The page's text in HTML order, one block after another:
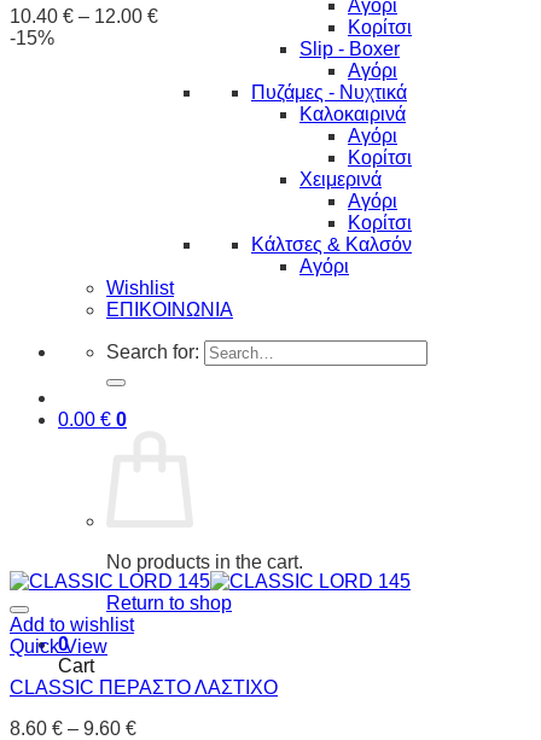
Αγόρι
Κορίτσι
Slip - Boxer
Αγόρι
Πυζάμες - Νυχτικά
Καλοκαιρινά
Αγόρι
Κορίτσι
Χειμερινά
Αγόρι
Κορίτσι
Κάλτσες & Καλσόν
Αγόρι
Wishlist
ΕΠΙΚΟΙΝΩΝΙΑ
Search for:
0.00 € 0
No products in the cart.
Return to shop
0
Cart
10.40 € – 12.00 €
-15%
Add to wishlist
Quick View
CLASSIC ΠΕΡΑΣΤΟ ΛΑΣΤΙΧΟ
8.60 € – 9.60 €